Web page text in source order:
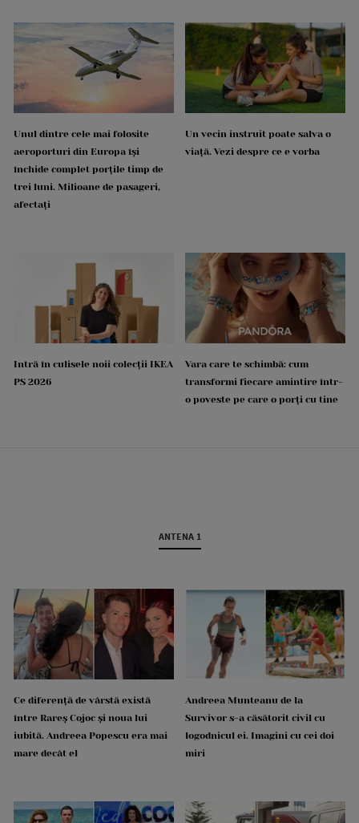
Unul dintre cele mai folosite
aeroporturi din Europa își
închide complet porțile timp de
trei luni. Milioane de pasageri,
afectați
Un vecin instruit poate salva o
viață. Vezi despre ce e vorba
Intră în culisele noii colecții IKEA
PS 2026
Vara care te schimbă: cum
transformi fiecare amintire într-
o poveste pe care o porți cu tine
ANTENA 1
Ce diferență de vârstă există
între Rareș Cojoc și noua lui
iubită. Andreea Popescu era mai
mare decât el
Andreea Munteanu de la
Survivor s-a căsătorit civil cu
logodnicul ei. Imagini cu cei doi
miri